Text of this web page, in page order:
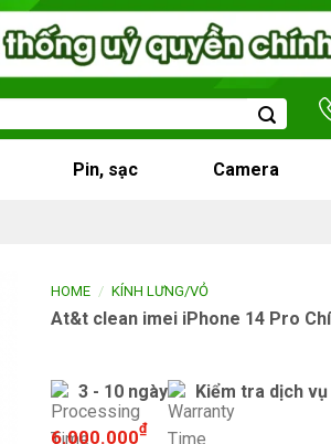
Pin, sạc Camera
HOME / KÍNH LƯNG/VỎ
At&t clean imei iPhone 14 Pro
3 - 10 ngày Kiểm tra dịch
6.000.000₫